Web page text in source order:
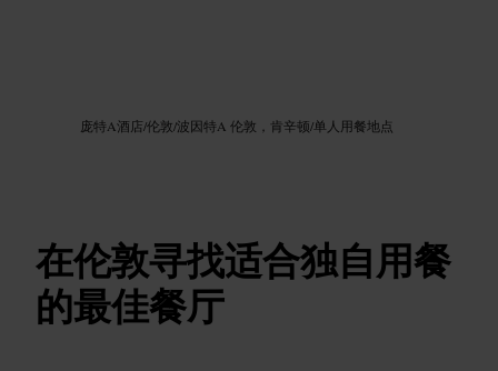
庞特A酒店/伦敦/波因特A 伦敦，肯辛顿/单人用餐地点
在伦敦寻找适合独自用餐
的最佳餐厅